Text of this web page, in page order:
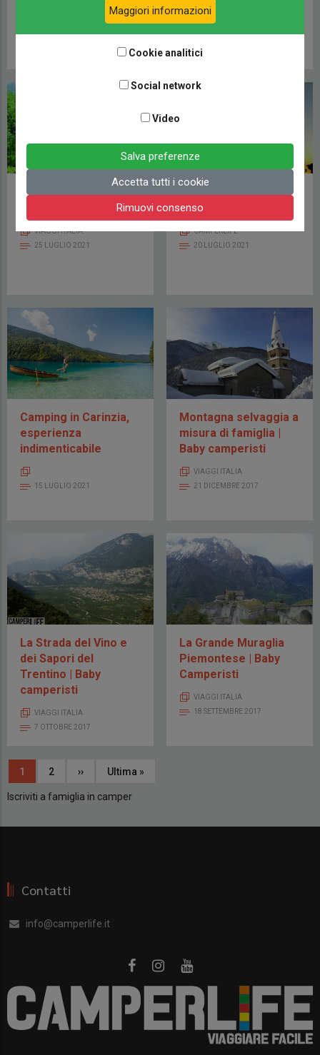
VIAGGI ITALIA
Colico, “quel ramo sul
VIAGGI ITALIA
25 LUGLIO 2021
IN PUGLIA CON
“SALENTOROUTE”
CAMPERLIFE
20 LUGLIO 2021
Camping in Carinzia,
esperienza
indimenticabile
15 LUGLIO 2021
Montagna selvaggia a
misura di famiglia |
Baby camperisti
VIAGGI ITALIA
21 DICEMBRE 2017
La Strada del Vino e
dei Sapori del
Trentino | Baby
camperisti
VIAGGI ITALIA
7 OTTOBRE 2017
La Grande Muraglia
Piemontese | Baby
Camperisti
VIAGGI ITALIA
18 SETTEMBRE 2017
Paginazione
Pagina
attuale
1 Page
2 Pagina
successiva
›› Ultima
pagina
Ultima »
Iscriviti a famiglia in camper
Contatti
info@camperlife.it
Maggiori informazioni
Cookie analitici
Social network
Video
Salva preferenze
Accetta tutti i cookie
Rimuovi consenso